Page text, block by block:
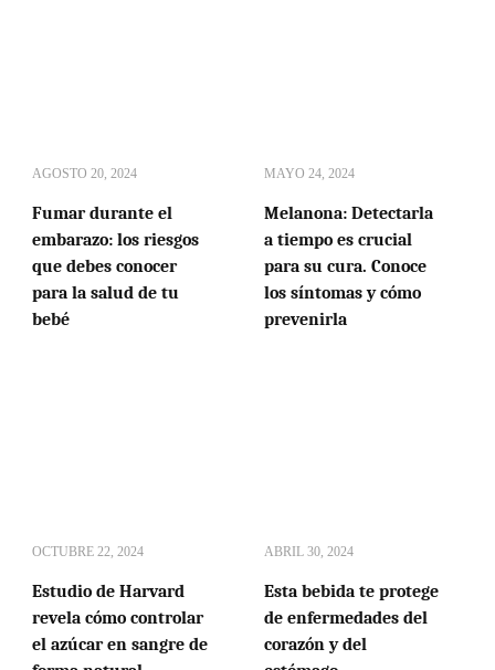
AGOSTO 20, 2024
Fumar durante el
embarazo: los riesgos
que debes conocer
para la salud de tu
bebé
MAYO 24, 2024
Melanona: Detectarla
a tiempo es crucial
para su cura. Conoce
los síntomas y cómo
prevenirla
OCTUBRE 22, 2024
Estudio de Harvard
revela cómo controlar
el azúcar en sangre de
ABRIL 30, 2024
Esta bebida te protege
de enfermedades del
corazón y del